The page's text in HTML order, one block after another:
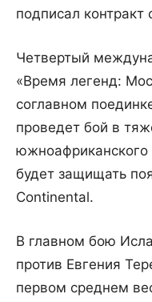
подписал контракт
Четвертый
«Время легенд:
соглавном
проведет бой в
будет защищать
Continental.
В главном бою
против Евгения
первом среднем